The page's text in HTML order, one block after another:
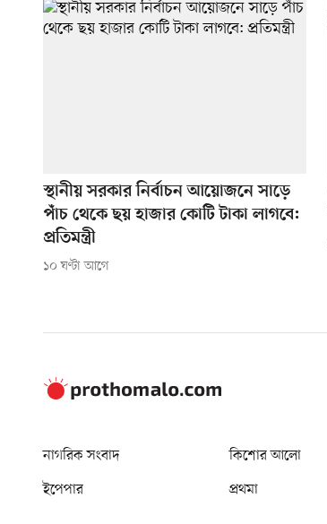
স্থানীয় সরকার নির্বাচন আয়োজনে সাড়ে
পাঁচ থেকে ছয় হাজার কোটি টাকা লাগবে:
প্রতিমন্ত্রী
১০ ঘণ্টা আগে
নাগরিক সংবাদ কিশোর আলো
ইপেপার
প্রথমা